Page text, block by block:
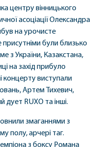
центру вінницького
асоціації Олександра
на урочисте
були близько
з України, Казакстана,
на захід прибуло
концерту виступали
Артем Тихевич,
дует RUXO та інші.
змаганнями з
полу, арчері таг.
з боксу Романа